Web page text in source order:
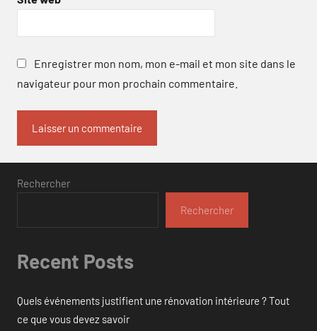
Enregistrer mon nom, mon e-mail et mon site dans le
navigateur pour mon prochain commentaire.
Rechercher
Rechercher
Recent Posts
Quels événements justifient une rénovation intérieure ? Tout
ce que vous devez savoir